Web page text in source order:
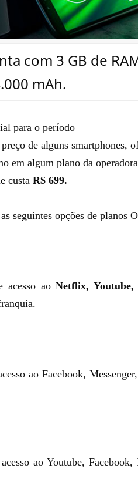
com 3 GB de
mAh.
para o período
de alguns smartphones,
em algum plano da
custaR$ 699.
seguintes opções de planos
acesso aoNetflix, Youtube,
ao Facebook,
ao Youtube, Facebook,